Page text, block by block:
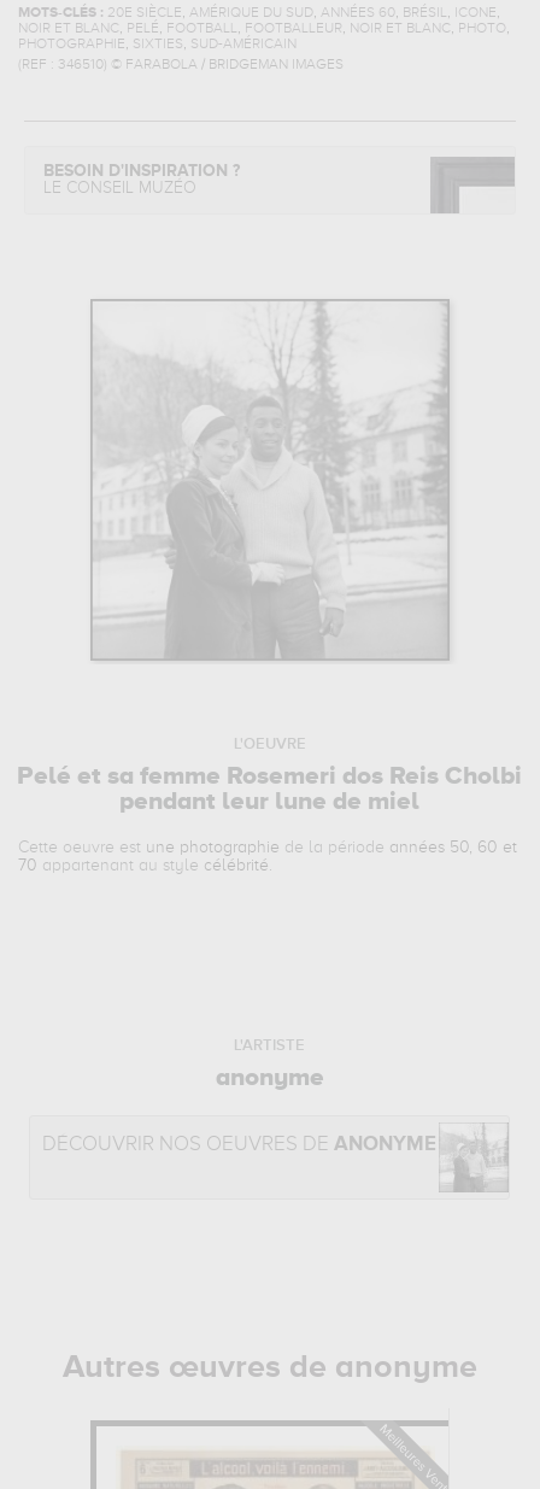
MOTS-CLÉS : 20E SIÈCLE, AMÉRIQUE DU SUD, ANNÉES 60, BRÉSIL, ICONE,
NOIR ET BLANC , PELÉ, FOOTBALL, FOOTBALLEUR, NOIR ET BLANC , PHOTO,
PHOTOGRAPHIE, SIXTIES, SUD-AMÉRICAIN
(REF : 346510) © FARABOLA / BRIDGEMAN IMAGES
BESOIN D'INSPIRATION ?
LE CONSEIL MUZÉO
L'OEUVRE
Pelé et sa femme Rosemeri dos Reis Cholbi
pendant leur lune de miel
Cette oeuvre est une photographie de la période années 50, 60 et
70 appartenant au style célébrité.
L'ARTISTE
anonyme
DÉCOUVRIR NOS OEUVRES DEANONYME
Autres œuvres de anonyme